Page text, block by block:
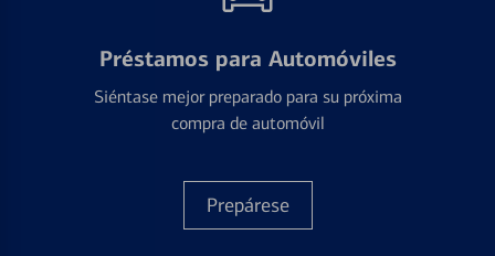
Préstamos para Automóviles
Siéntase mejor preparado para su próxima
compra de automóvil
Prepárese